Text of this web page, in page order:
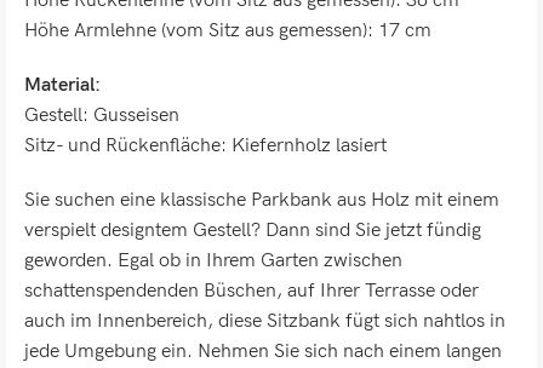
Höhe Armlehne (vom Sitz aus gemessen): 17 cm
Material:
Gestell: Gusseisen
Sitz- und Rückenfläche: Kiefernholz lasiert
Sie suchen eine klassische Parkbank aus Holz mit einem
verspielt designtem Gestell? Dann sind Sie jetzt fündig
geworden. Egal ob in Ihrem Garten zwischen
schattenspendenden Büschen, auf Ihrer Terrasse oder
auch im Innenbereich, diese Sitzbank fügt sich nahtlos in
jede Umgebung ein. Nehmen Sie sich nach einem langen